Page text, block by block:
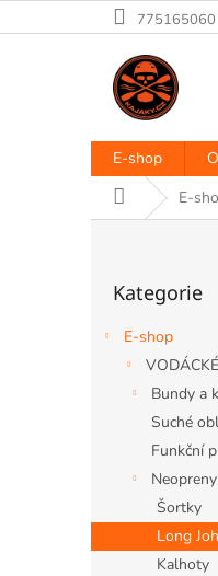
na
775165060
E-shop
Domů E-
e
l
kategorie
Kategorie
E-shop
Bundy a
Suché
Funkční
Neopreny
Šortky
Long
Kalhoty